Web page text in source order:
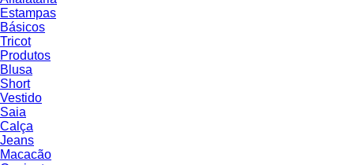
Estampas
Básicos
Tricot
Produtos
Blusa
Short
Vestido
Saia
Calça
Jeans
Macacão